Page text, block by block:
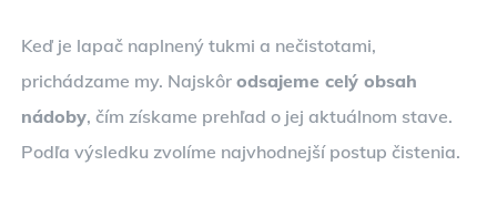
Keď je lapač naplnený tukmi a nečistotami,
prichádzame my. Najskôrodsajeme celý obsah
nádoby, čím získame prehľad o jej aktuálnom stave.
Podľa výsledku zvolíme najvhodnejší postup čistenia.